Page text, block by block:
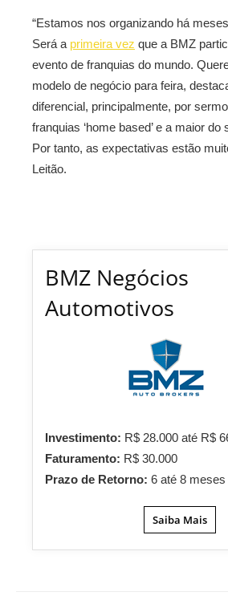
“Estamos nos organizando há
Será a primeira vez que a BMZ
evento de franquias do mundo.
modelo de negócio para feira,
diferencial, principalmente, por
franquias ‘home based’ e a maior
Por tanto, as expectativas estão
Leitão.
BMZ Negócios
Automotivos
Investimento: R$ 28.000 até R$
Faturamento: R$ 30.000
Prazo de Retorno: 6 até 8 meses
Saiba Mais